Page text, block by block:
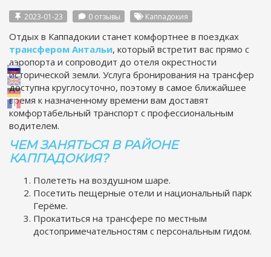
2023-01-23 0 отзывы Каппадокия
Отдых в Каппадокии станет комфортнее в поездках
трансфером Антальи, который встретит вас прямо с
аэропорта и сопроводит до отеля окрестности
исторической земли. Услуга бронирования на трансфер
доступна круглосуточно, поэтому в самое ближайшее
время к назначенному времени вам доставят
комфортабельный транспорт с профессиональным
водителем.
ЧЕМ ЗАНЯТЬСЯ В РАЙОНЕ
КАППАДОКИЯ?
Полететь на воздушном шаре.
Посетить пещерные отели и национальный парк
Герёме.
Прокатиться на трансфере по местным
достопримечательностям с персональным гидом.